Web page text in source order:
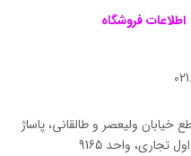
اطلاعات فروشگاه
خیابان ولیعصر و طالقانی، پاساژ
تجاری، واحد 9165